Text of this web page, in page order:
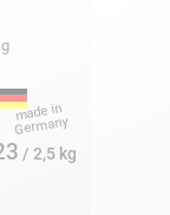
/ 2,5 kg